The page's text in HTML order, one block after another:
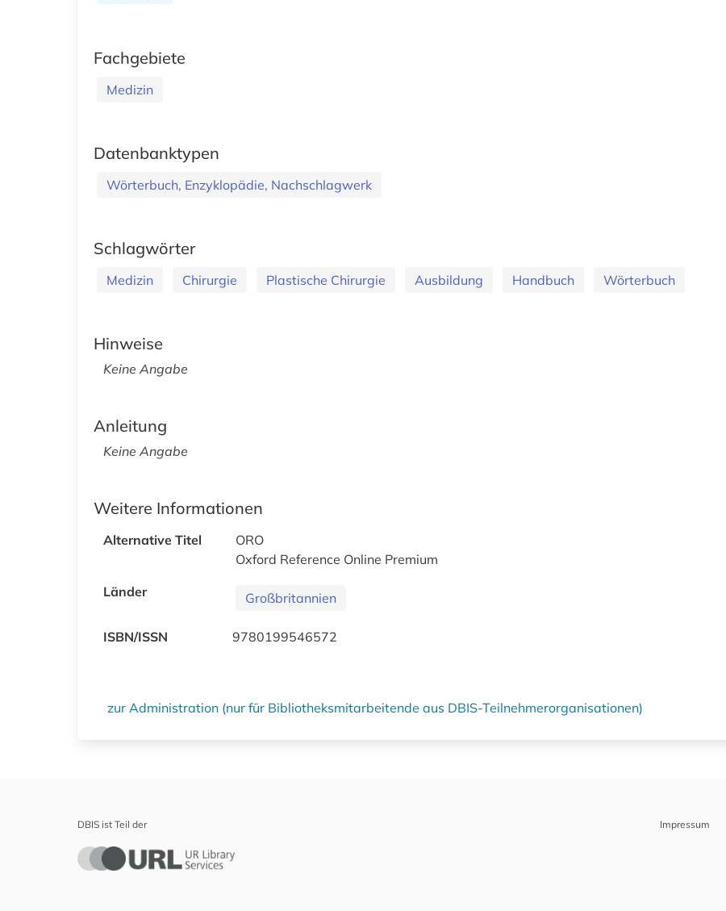
Fachgebiete
Medizin
Datenbanktypen
Wörterbuch, Enzyklopädie, Nachschlagwerk
Schlagwörter
Medizin Chirurgie Plastische Chirurgie Ausbildung Handbuch Wörterbuch
Hinweise
Keine Angabe
Anleitung
Keine Angabe
Weitere Informationen
Alternative Titel
ORO
Oxford Reference Online Premium
Länder
Großbritannien
ISBN/ISSN 9780199546572
zur Administration (nur für Bibliotheksmitarbeitende aus DBIS-Teilnehmerorganisationen)
DBIS ist Teil der Impressum